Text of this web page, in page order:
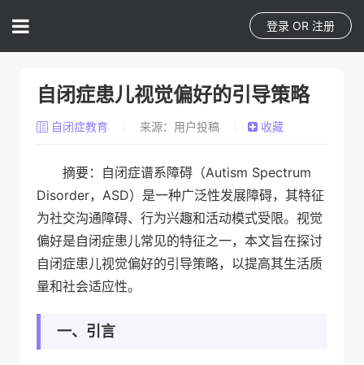
登录 OR 注册
自闭症患儿视觉偏好的引导策略
自闭症教育 来源：用户投稿 收藏
摘要：自闭症谱系障碍（Autism Spectrum
Disorder，ASD）是一种广泛性发展障碍，其特征
为社交沟通障碍、行为兴趣和活动模式受限。视觉
偏好是自闭症患儿常见的特征之一，本文旨在探讨
自闭症患儿视觉偏好的引导策略，以提高其生活质
量和社会适应性。
一、引言